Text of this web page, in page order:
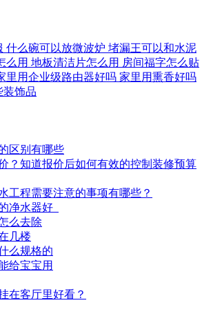
什么碗可以放微波炉 堵漏王可以和水泥
么用 地板清洁片怎么用 房间福字怎么贴
里用企业级路由器好吗 家里用熏香好吗
装饰品
区别有哪些
？知道报价后如何有效的控制装修预算
工程需要注意的事项有哪些？
净水器好
么去除
几楼
么规格的
给宝宝用
在客厅里好看？